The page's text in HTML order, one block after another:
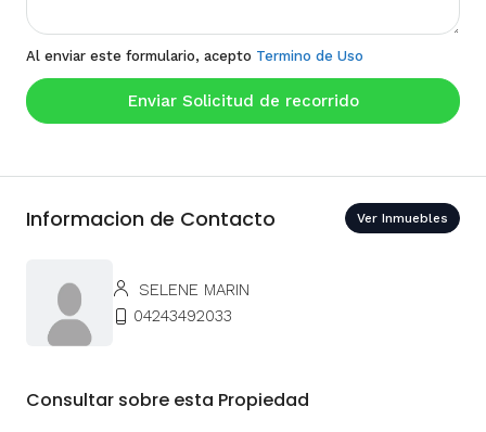
Al enviar este formulario, acepto Termino de Uso
Enviar Solicitud de recorrido
Informacion de Contacto Ver Inmuebles
SELENE MARIN
04243492033
Consultar sobre esta Propiedad